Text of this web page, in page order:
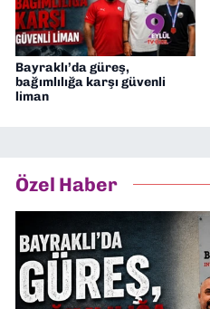
Bayraklı’da güreş,
bağımlılığa karşı güvenli
liman
Özel Haber